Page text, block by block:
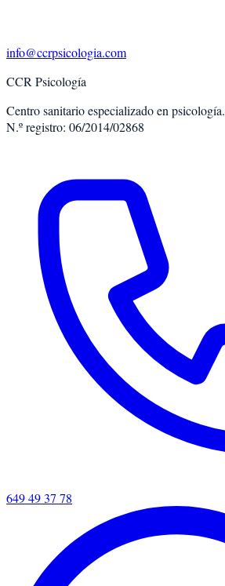
info@ccrpsicologia.com
CCR Psicología
Centro sanitario especializado en psicología.
N.º registro: 06/2014/02868
649 49 37 78